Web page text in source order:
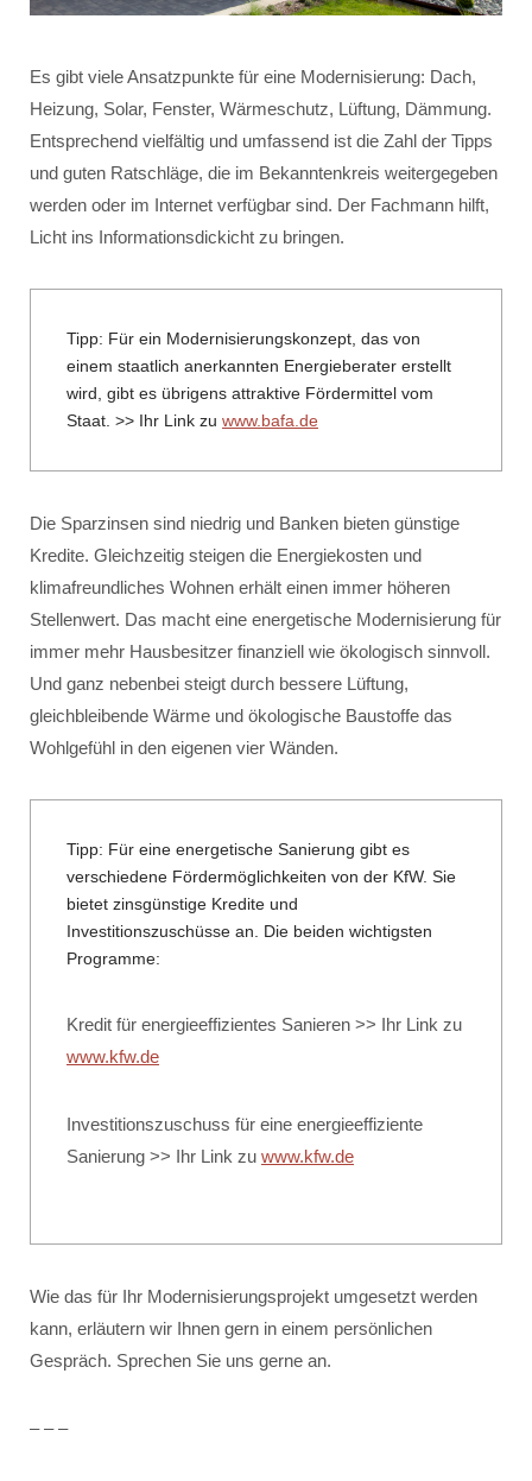
Es gibt viele Ansatzpunkte für eine Modernisierung: Dach,
Heizung, Solar, Fenster, Wärmeschutz, Lüftung, Dämmung.
Entsprechend vielfältig und umfassend ist die Zahl der Tipps
und guten Ratschläge, die im Bekanntenkreis weitergegeben
werden oder im Internet verfügbar sind. Der Fachmann hilft,
Licht ins Informationsdickicht zu bringen.
Tipp: Für ein Modernisierungskonzept, das von
einem staatlich anerkannten Energieberater erstellt
wird, gibt es übrigens attraktive Fördermittel vom
Staat. >> Ihr Link zu www.bafa.de
Die Sparzinsen sind niedrig und Banken bieten günstige
Kredite. Gleichzeitig steigen die Energiekosten und
klimafreundliches Wohnen erhält einen immer höheren
Stellenwert. Das macht eine energetische Modernisierung für
immer mehr Hausbesitzer finanziell wie ökologisch sinnvoll.
Und ganz nebenbei steigt durch bessere Lüftung,
gleichbleibende Wärme und ökologische Baustoffe das
Wohlgefühl in den eigenen vier Wänden.
Tipp: Für eine energetische Sanierung gibt es
verschiedene Fördermöglichkeiten von der KfW. Sie
bietet zinsgünstige Kredite und
Investitionszuschüsse an. Die beiden wichtigsten
Programme:
Kredit für energieeffizientes Sanieren >> Ihr Link zu
www.kfw.de
Investitionszuschuss für eine energieeffiziente
Sanierung >> Ihr Link zu www.kfw.de
Wie das für Ihr Modernisierungsprojekt umgesetzt werden
kann, erläutern wir Ihnen gern in einem persönlichen
Gespräch. Sprechen Sie uns gerne an.
– – –